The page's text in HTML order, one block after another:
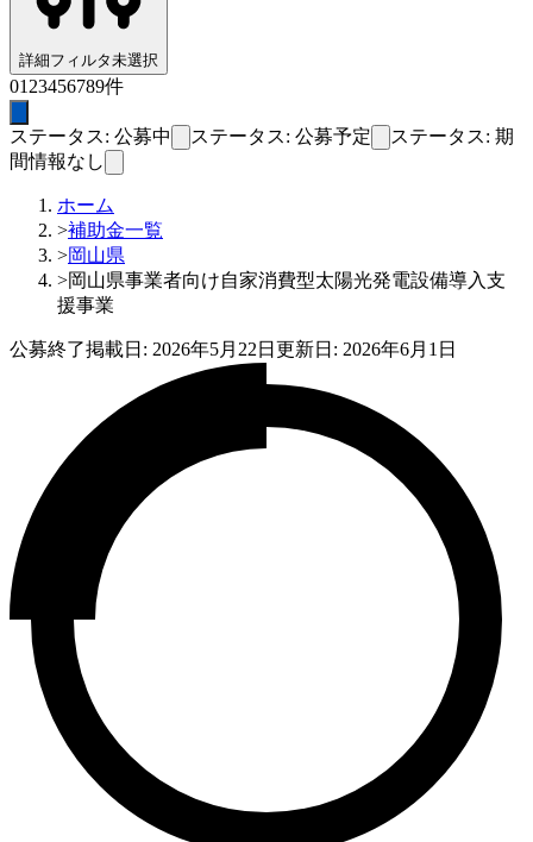
詳細フィルタ未選択
01 23456789件
ステータス: 公募中 ステータス: 公募予定
ステータス: 期
間情報なし
ホーム
>補助金一覧
>岡山県
>岡山県事業者向け自家消費型太陽光発電設備導入支
援事業
公募終了掲載日: 2026年5月22日 更新日: 2026年6月1日